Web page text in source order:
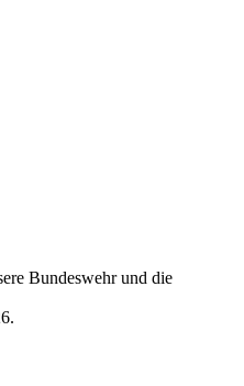
Bundeswehr und die